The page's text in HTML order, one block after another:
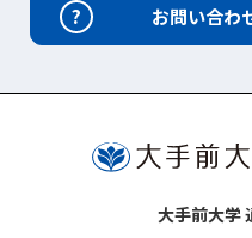
? お問い合わ
大手前大学